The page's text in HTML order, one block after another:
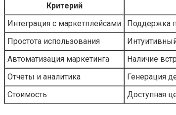
Критерий
Интеграция с маркетплейсами
Поддержка
Простота использования
Автоматизация маркетинга
Наличие
Отчеты и аналитика
Генерация
Стоимость
Доступная